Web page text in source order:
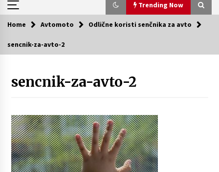
Trending Now
Trending Now
4 weeks ago
Zanimivi in uporabni darilni paketi za rojstni
dan
3 months ago
Home Avtomoto Odlične koristi senčnika za avto
sencnik-za-avto-2
sencnik-za-avto-2